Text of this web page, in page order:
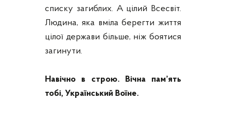
списку загиблих. А цілий Всесвіт.
Людина, яка вміла берегти життя
цілої держави більше, ніж боятися
загинути.
Навічно в строю. Вічна пам’ять
тобі, Український Воїне.